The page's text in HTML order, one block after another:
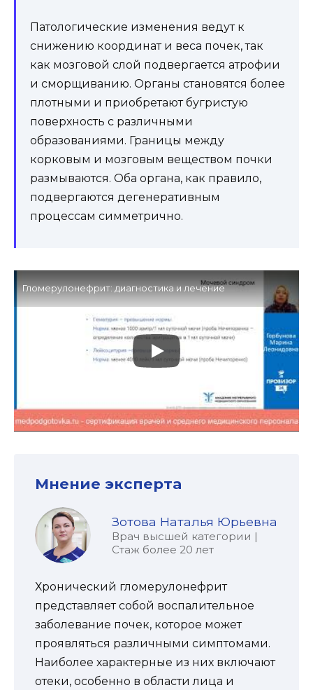
Патологические изменения ведут к
снижению координат и веса почек, так
как мозговой слой подвергается атрофии
и сморщиванию. Органы становятся более
плотными и приобретают бугристую
поверхность с различными
образованиями. Границы между
корковым и мозговым веществом почки
размываются. Оба органа, как правило,
подвергаются дегенеративным
процессам симметрично.
Гломерулонефрит: диагностика и лечение
Мнение эксперта
Зотова Наталья Юрьевна
Врач высшей категории |
Стаж более 20 лет
Хронический гломерулонефрит
представляет собой воспалительное
заболевание почек, которое может
проявляться различными симптомами.
Наиболее характерные из них включают
отеки, особенно в области лица и